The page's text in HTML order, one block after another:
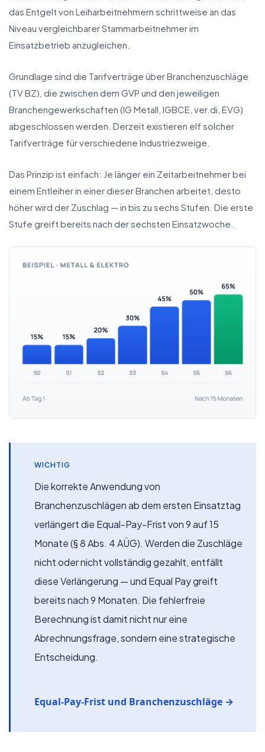
das Entgelt von Leiharbeitnehmern schrittweise an das
Niveau vergleichbarer Stammarbeitnehmer im
Einsatzbetrieb anzugleichen.
Grundlage sind die Tarifverträge über Branchenzuschläge
(TV BZ), die zwischen dem GVP und den jeweiligen
Branchengewerkschaften (IG Metall, IGBCE, ver.di, EVG)
abgeschlossen werden. Derzeit existieren elf solcher
Tarifverträge für verschiedene Industriezweige.
Das Prinzip ist einfach: Je länger ein Zeitarbeitnehmer bei
einem Entleiher in einer dieser Branchen arbeitet, desto
höher wird der Zuschlag — in bis zu sechs Stufen. Die erste
Stufe greift bereits nach der sechsten Einsatzwoche.
WICHTIG
Die korrekte Anwendung von
Branchenzuschlägen ab dem ersten Einsatztag
verlängert die Equal-Pay-Frist von 9 auf 15
Monate (§ 8 Abs. 4 AÜG). Werden die Zuschläge
nicht oder nicht vollständig gezahlt, entfällt
diese Verlängerung — und Equal Pay greift
bereits nach 9 Monaten. Die fehlerfreie
Berechnung ist damit nicht nur eine
Abrechnungsfrage, sondern eine strategische
Entscheidung.
Equal-Pay-Frist und Branchenzuschläge →